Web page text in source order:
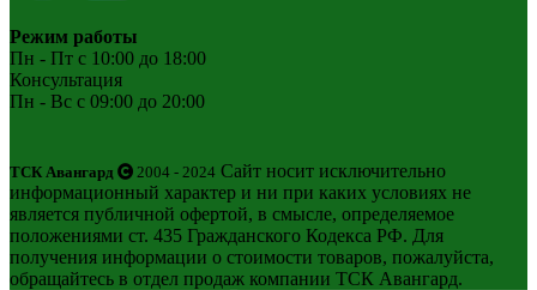
Режим работы
Пн - Пт с 10:00 до 18:00
Консультация
Пн - Вс с 09:00 до 20:00
ТСК Авангард 2004 - 2024 Сайт носит исключительно
информационный характер и ни при каких условиях не
является публичной офертой, в смысле, определяемое
положениями ст. 435 Гражданского Кодекса РФ. Для
получения информации о стоимости товаров, пожалуйста,
обращайтесь в отдел продаж компании ТСК Авангард.